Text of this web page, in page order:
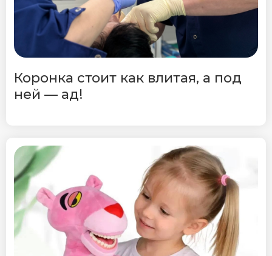
Коронка стоит как влитая, а под
ней — ад!